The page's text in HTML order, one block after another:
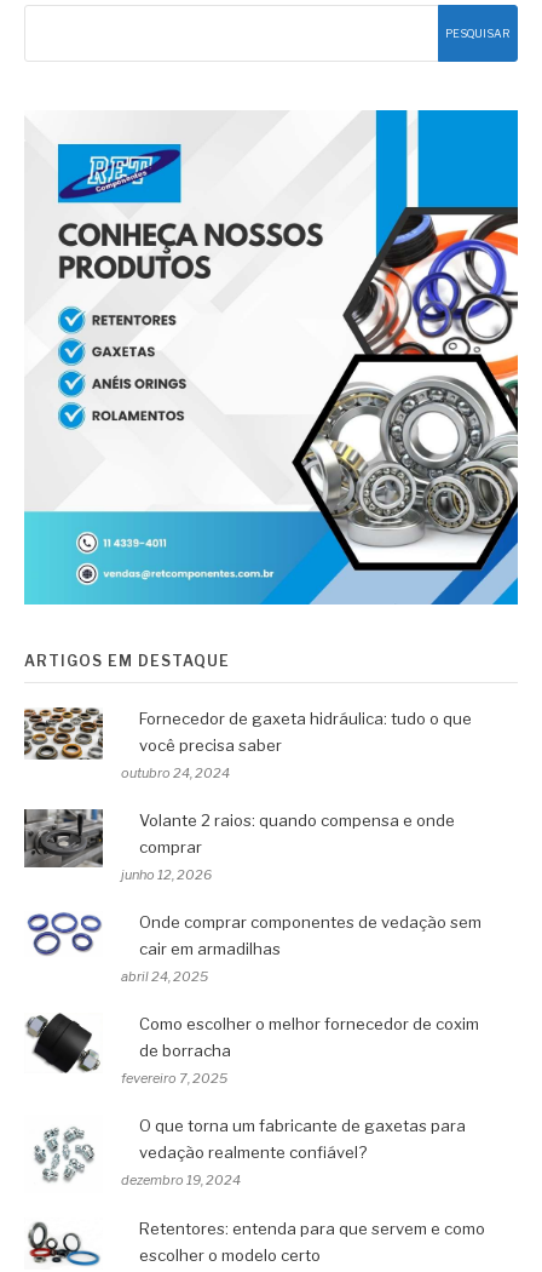
PESQUISAR
ARTIGOS EM DESTAQUE
Fornecedor de gaxeta hidráulica: tudo o que
você precisa saber
outubro 24, 2024
Volante 2 raios: quando compensa e onde
comprar
junho 12, 2026
Onde comprar componentes de vedação sem
cair em armadilhas
abril 24, 2025
Como escolher o melhor fornecedor de coxim
de borracha
fevereiro 7, 2025
O que torna um fabricante de gaxetas para
vedação realmente confiável?
dezembro 19, 2024
Retentores: entenda para que servem e como
escolher o modelo certo